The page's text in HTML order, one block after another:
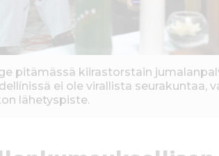
pitämässä kiirastorstain
ei ole virallista seurakuntaa,
lähetyspiste.